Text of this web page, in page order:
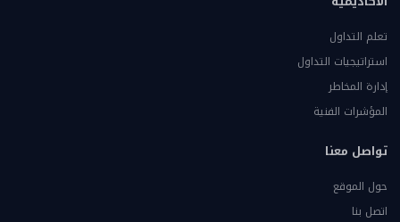
تعلم التداول
استراتيجيات التداول
إدارة المخاطر
المؤشرات الفنية
تواصل معنا
حول الموقع
اتصل بنا